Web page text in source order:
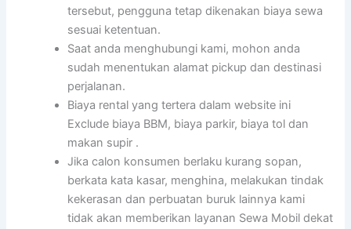
tersebut, pengguna tetap dikenakan biaya sewa
sesuai ketentuan.
Saat anda menghubungi kami, mohon anda
sudah menentukan alamat pickup dan destinasi
perjalanan.
Biaya rental yang tertera dalam website ini
Exclude biaya BBM, biaya parkir, biaya tol dan
makan supir .
Jika calon konsumen berlaku kurang sopan,
berkata kata kasar, menghina, melakukan tindak
kekerasan dan perbuatan buruk lainnya kami
tidak akan memberikan layanan Sewa Mobil dekat